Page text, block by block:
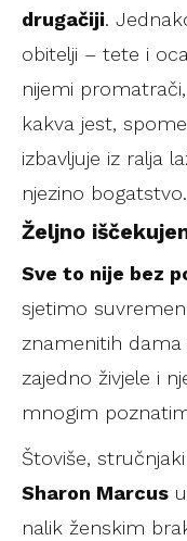
drugačiji.
obitelji – tete i
nijemi
kakva jest,
izbavljuje iz ralja
njezino bogatstvo.
Željno
Sve to nije bez
sjetimo
znamenitih dama
zajedno živjele i
mnogim
Štoviše,
Sharon Marcus
nalik ženskim